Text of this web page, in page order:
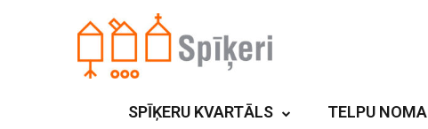
SPĪĶERU KVARTĀLS TELPU NOMA